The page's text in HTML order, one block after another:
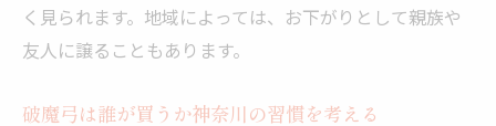
く見られます。地域によっては、お下がりとして親族や
友人に譲ることもあります。
破魔弓は誰が買うか神奈川の習慣を考える